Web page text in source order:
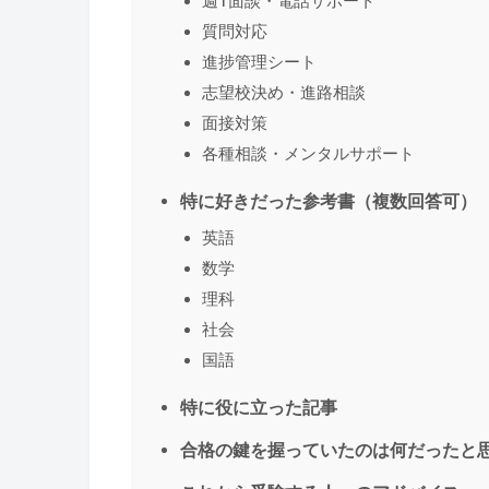
質問対応
進捗管理シート
志望校決め・進路相談
面接対策
各種相談・メンタルサポート
特に好きだった参考書（複数回答可）
英語
数学
理科
社会
国語
特に役に立った記事
合格の鍵を握っていたのは何だったと